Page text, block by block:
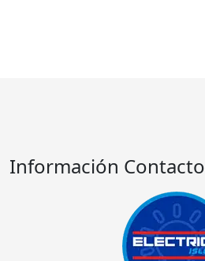
Información Contacto